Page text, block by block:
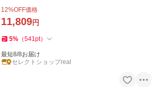
12%OFF価格
11,809円
5% （541pt）
最短8/8お届け
セレクトショップreal